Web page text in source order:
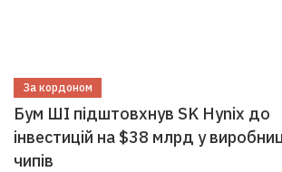
За кордоном
Бум ШІ підштовхнув SK Hynix до
інвестицій на $38 млрд у
чипів